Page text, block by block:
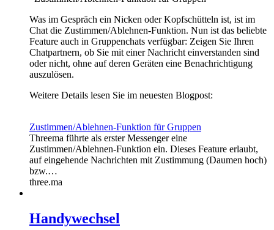
Was im Gespräch ein Nicken oder Kopfschütteln ist, ist im
Chat die Zustimmen/Ablehnen-Funktion. Nun ist das beliebte
Feature auch in Gruppenchats verfügbar: Zeigen Sie Ihren
Chatpartnern, ob Sie mit einer Nachricht einverstanden sind
oder nicht, ohne auf deren Geräten eine Benachrichtigung
auszulösen.
Weitere Details lesen Sie im neuesten Blogpost:
Zustimmen/Ablehnen-Funktion für Gruppen
Threema führte als erster Messenger eine
Zustimmen/Ablehnen-Funktion ein. Dieses Feature erlaubt,
auf eingehende Nachrichten mit Zustimmung (Daumen hoch)
bzw.…
three.ma
Handywechsel